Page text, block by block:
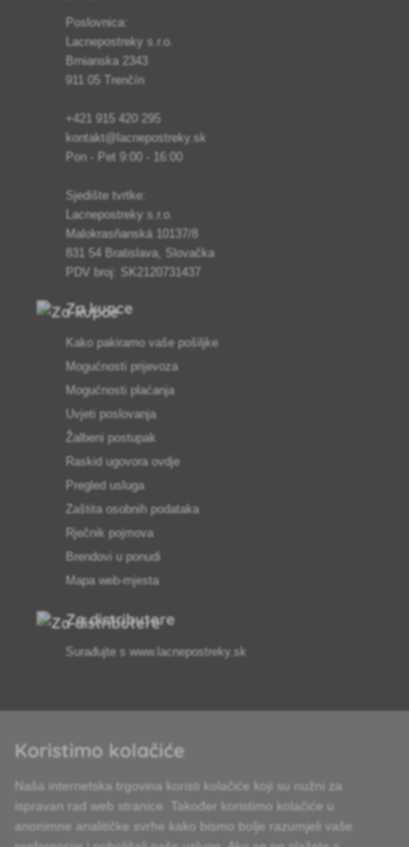
Poslovnica:
Lacnepostreky s.r.o.
Brnianska 2343
911 05 Trenčín
+421 915 420 295
kontakt@lacnepostreky.sk
Pon - Pet 9:00 - 16:00
Sjedište tvrtke:
Lacnepostreky s.r.o.
Malokrasňanská 10137/8
831 54 Bratislava, Slovačka
PDV broj: SK2120731437
Za kupce
Kako pakiramo vaše pošiljke
Mogućnosti prijevoza
Mogućnosti plaćanja
Uvjeti poslovanja
Žalbeni postupak
Raskid ugovora ovdje
Pregled usluga
Zaštita osobnih podataka
Rječnik pojmova
Brendovi u ponudi
Mapa web-mjesta
Za distributere
Surađujte s www.lacnepostreky.sk
Uvijek ćemo vas profesionalno savjetovati
Reklamacije obrađujemo u roku od 24 sata
Koristimo kolačiće
Naša internetska trgovina koristi kolačiće koji su nužni za
ispravan rad web stranice. Također koristimo kolačiće u
anonimne analitičke svrhe kako bismo bolje razumjeli vaše